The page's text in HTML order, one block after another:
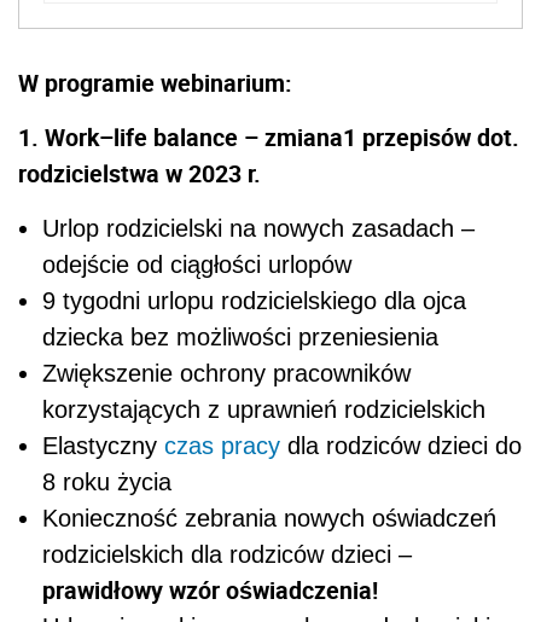
W programie webinarium:
1. Work–life balance – zmiana1 przepisów dot.
rodzicielstwa w 2023 r.
Urlop rodzicielski na nowych zasadach –
odejście od ciągłości urlopów
9 tygodni urlopu rodzicielskiego dla ojca
dziecka bez możliwości przeniesienia
Zwiększenie ochrony pracowników
korzystających z uprawnień rodzicielskich
Elastyczny czas pracy dla rodziców dzieci do
8 roku życia
Konieczność zebrania nowych oświadczeń
rodzicielskich dla rodziców dzieci –
prawidłowy wzór oświadczenia!